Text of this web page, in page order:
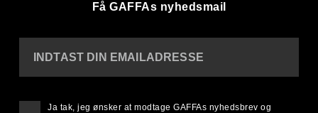
Få GAFFAs nyhedsmail
INDTAST DIN EMAILADRESSE
Ja tak, jeg ønsker at modtage GAFFAs nyhedsbrev og